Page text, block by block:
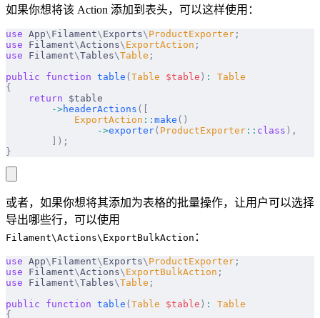
如果你想将该 Action 添加到表头，可以这样使用：
use App\ Filament\ Exports\ ProductExporter ;
use Filament\Actions\ ExportAction ;
use Filament\Tables\Table ;
public function table ( Table $table ) :
Table
{
    return
$table
        ->
headerActions ([
            ExportAction
:: make ()
                ->
exporter( ProductExporter :: class ),
        ]);
}
或者，如果你想将其添加为表格的批量操作，让用户可以选择
导出哪些行，可以使用
Filament\Actions\ExportBulkAction ：
use App\ Filament\ Exports\ ProductExporter ;
use Filament\Actions\ ExportBulkAction ;
use Filament\Tables\Table ;
public function table ( Table $table ) :
Table
{